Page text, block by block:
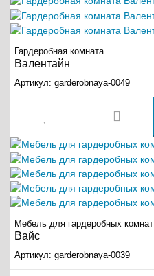
Гардеробная комната
Валентайн
Артикул: garderobnaya-0049
Мебель для гардеробных комнат
Вайс
Артикул: garderobnaya-0039